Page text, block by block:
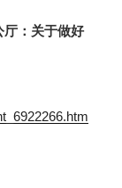
厅：关于做好